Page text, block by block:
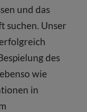
und das
suchen. Unser
des
wie
in